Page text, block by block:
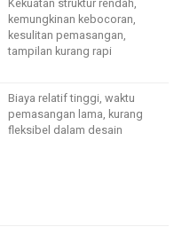
kemungkinan kebocoran,
kesulitan pemasangan,
tampilan kurang rapi
Biaya relatif tinggi, waktu
pemasangan lama, kurang
fleksibel dalam desain